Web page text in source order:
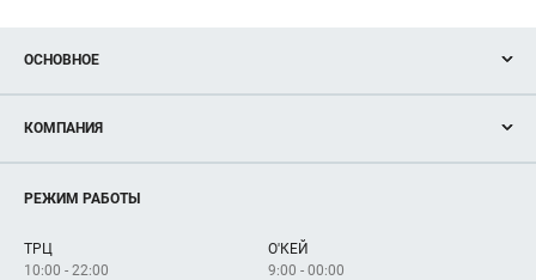
ОСНОВНОЕ
Новости
Магазины
Услуги
КОМПАНИЯ
Рекламодателям
Как добраться
РЕЖИМ РАБОТЫ
ТРЦ
10:00 - 22:00
О'КЕЙ
9:00 - 00:00